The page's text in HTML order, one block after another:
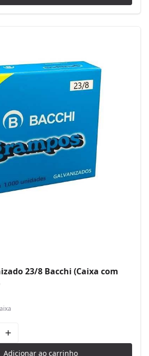
23/8 Bacchi (Caixa com
Adicionar ao carrinho